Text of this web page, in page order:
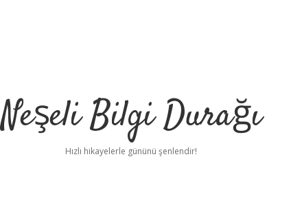
Neşeli Bilgi Durağı
Hızlı hikayelerle gününü şenlendir!